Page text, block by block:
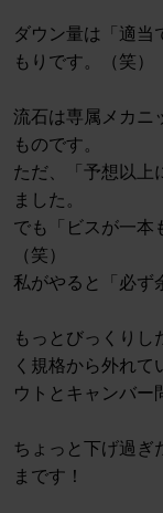
ダウン量は「適当
もりです。（笑）
流石は専属メカニ
ものです。
ただ、「予想以上
ました。
でも「ビスが一本
（笑）
私がやると「必ず
もっとびっくりし
く規格から外れ
ウトとキャンバー
ちょっと下げ過ぎ
まです！